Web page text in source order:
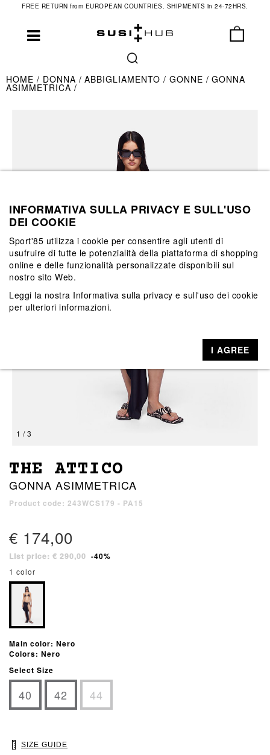
FREE RETURN from EUROPEAN COUNTRIES. SHIPMENTS in 24-72HRS.
HOME DONNA ABBIGLIAMENTO GONNE GONNA
ASIMMETRICA
1 / 3
THE ATTICO
GONNA ASIMMETRICA
Product code: 243WCS179 - PA15
€ 174,00
List price: € 290,00 -40%
1 color
Main color: Nero
Colors: Nero
Select Size
40 42 44
SIZE GUIDE
INFORMATIVA SULLA PRIVACY E SULL'USO
DEI COOKIE
Sport'85 utilizza i cookie per consentire agli utenti di
usufruire di tutte le potenzialità della piattaforma di shopping
online e delle funzionalità personalizzate disponibili sul
nostro sito Web.
Leggi la nostra Informativa sulla privacy e sull'uso dei cookie
per ulteriori informazioni.
I AGREE